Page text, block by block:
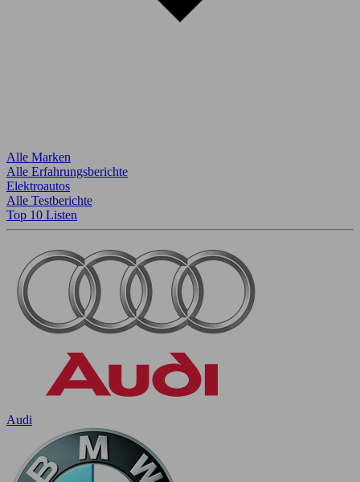
Alle Marken
Alle Erfahrungsberichte
Elektroautos
Alle Testberichte
Top 10 Listen
Audi